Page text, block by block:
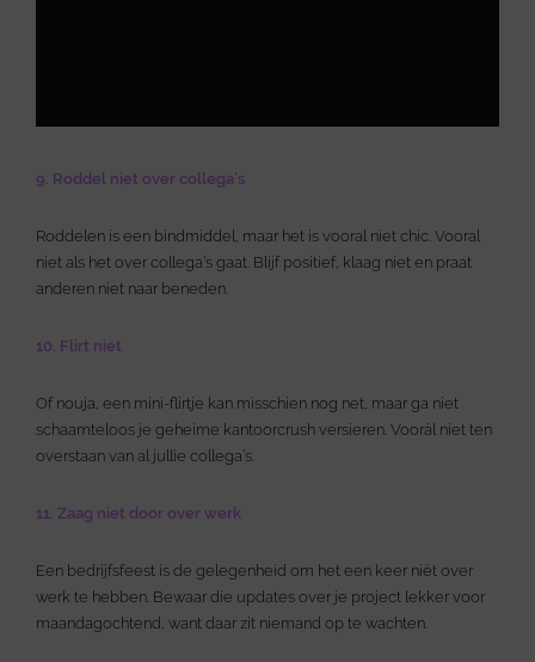
9. Roddel niet over collega’s
Roddelen is een bindmiddel, maar het is vooral niet chic. Vooral
niet als het over collega’s gaat. Blijf positief, klaag niet en praat
anderen niet naar beneden.
10. Flirt niet
Of nouja, een mini-flirtje kan misschien nog net, maar ga niet
schaamteloos je geheime kantoorcrush versieren. Voorál niet ten
overstaan van al jullie collega’s.
11. Zaag niet door over werk
Een bedrijfsfeest is de gelegenheid om het een keer niét over
werk te hebben. Bewaar die updates over je project lekker voor
maandagochtend, want daar zit niemand op te wachten.